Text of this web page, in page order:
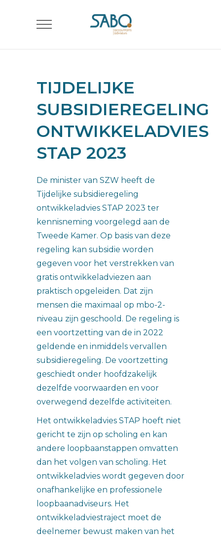
TIJDELIJKE
SUBSIDIEREGELING
ONTWIKKELADVIES
STAP 2023
De minister van SZW heeft de
Tijdelijke subsidieregeling
ontwikkeladvies STAP 2023 ter
kennisneming voorgelegd aan de
Tweede Kamer. Op basis van deze
regeling kan subsidie worden
gegeven voor het verstrekken van
gratis ontwikkeladviezen aan
praktisch opgeleiden. Dat zijn
mensen die maximaal op mbo-2-
niveau zijn geschoold. De regeling is
een voortzetting van de in 2022
geldende en inmiddels vervallen
subsidieregeling. De voortzetting
geschiedt onder hoofdzakelijk
dezelfde voorwaarden en voor
overwegend dezelfde activiteiten.
Het ontwikkeladvies STAP hoeft niet
gericht te zijn op scholing en kan
andere loopbaanstappen omvatten
dan het volgen van scholing. Het
ontwikkeladvies wordt gegeven door
onafhankelijke en professionele
loopbaanadviseurs. Het
ontwikkeladviestraject moet de
deelnemer bewust maken van het